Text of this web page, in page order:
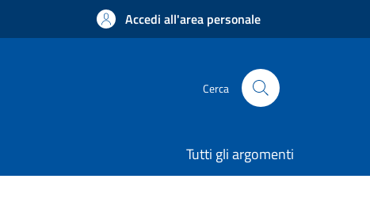
Accedi all'area personale
Cerca
Tutti gli argomenti